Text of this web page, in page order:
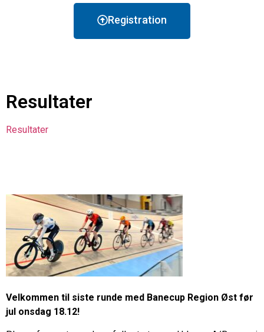
Registration
Resultater
Resultater
Velkommen til siste runde med Banecup Region Øst før
jul onsdag 18.12!